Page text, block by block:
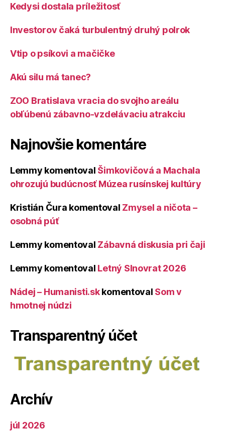
Kedysi dostala príležitosť
Investorov čaká turbulentný druhý polrok
Vtip o psíkovi a mačičke
Akú silu má tanec?
ZOO Bratislava vracia do svojho areálu
obľúbenú zábavno-vzdelávaciu atrakciu
Najnovšie komentáre
Lemmy komentoval Šimkovičová a Machala
ohrozujú budúcnosť Múzea rusínskej kultúry
Kristián Čura komentoval Zmysel a ničota –
osobná púť
Lemmy komentoval Zábavná diskusia pri čaji
Lemmy komentoval Letný Slnovrat 2026
Nádej – Humanisti.skkomentoval Som v
hmotnej núdzi
Transparentný účet
Archív
júl 2026